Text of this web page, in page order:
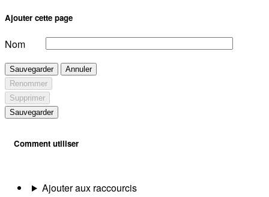
Ajouter cette page
Nom
Sauvegarder
Annuler
Renommer
Supprimer
Sauvegarder
Comment utiliser
Ajouter aux raccourcis